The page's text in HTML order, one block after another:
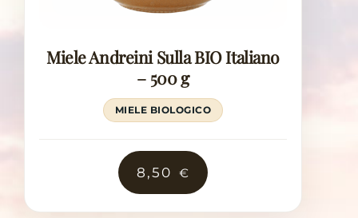
Miele Andreini Sulla BIO Italiano
– 500 g
MIELE BIOLOGICO
8,50 €